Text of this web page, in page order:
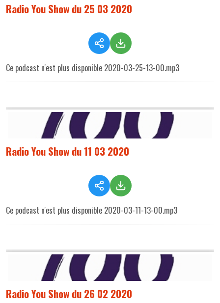
Radio You Show du 25 03 2020
Ce podcast n'est plus disponible 2020-03-25-13-00.mp3
Radio You Show du 11 03 2020
Ce podcast n'est plus disponible 2020-03-11-13-00.mp3
Radio You Show du 26 02 2020